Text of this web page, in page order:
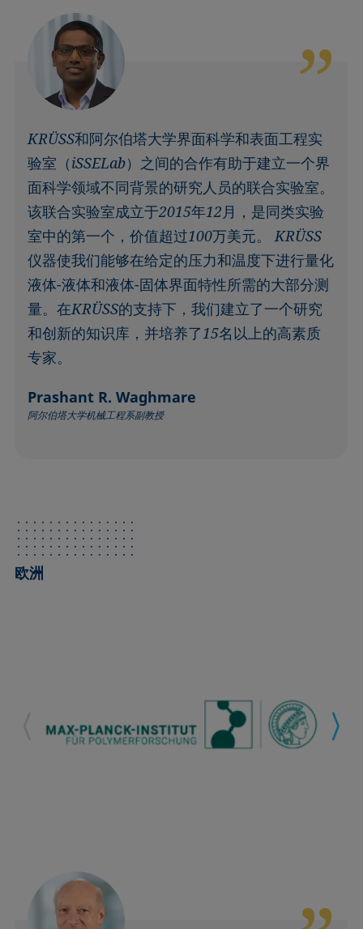
KRÜSS和阿尔伯塔大学界面科学和表面工程实
验室（iSSELab）之间的合作有助于建立一个界
面科学领域不同背景的研究人员的联合实验室。
该联合实验室成立于2015年12月，是同类实验
室中的第一个，价值超过100万美元。 KRÜSS
仪器使我们能够在给定的压力和温度下进行量化
液体-液体和液体-固体界面特性所需的大部分测
量。在KRÜSS的支持下，我们建立了一个研究
和创新的知识库，并培养了15名以上的高素质
专家。
Prashant R. Waghmare
阿尔伯塔大学机械工程系副教授
欧洲